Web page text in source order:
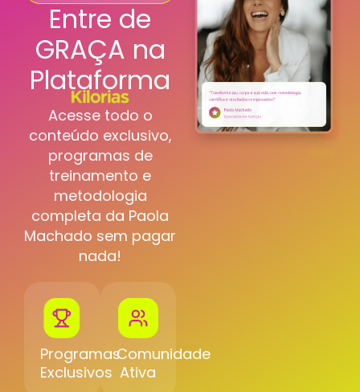
Entre de
GRAÇA na
Plataforma
Acesse todo o
conteúdo exclusivo,
programas de
treinamento e
metodologia
completa da Paola
Machado sem pagar
nada!
Programas
Exclusivos
Comunidade
Ativa